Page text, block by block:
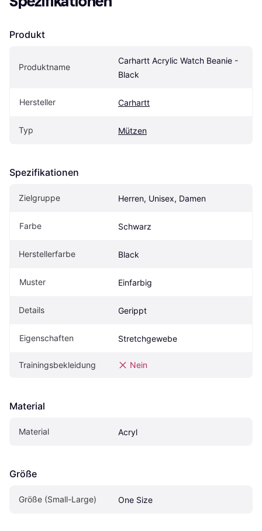
Produkt
Produktname
Carhartt Acrylic Watch Beanie -
Black
Hersteller Carhartt
Typ Mützen
Spezifikationen
Zielgruppe Herren, Unisex, Damen
Farbe Schwarz
Herstellerfarbe Black
Muster Einfarbig
Details Gerippt
Eigenschaften Stretchgewebe
Trainingsbekleidung Nein
Material
Material Acryl
Größe
Größe (Small-Large) One Size